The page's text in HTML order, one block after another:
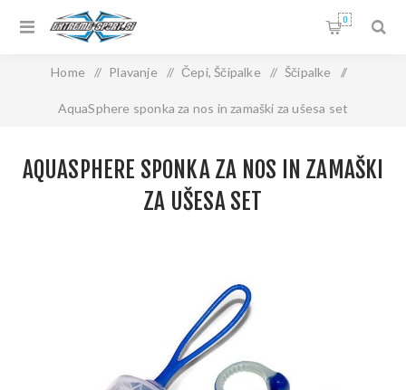
0
Home / Plavanje / Čepi, Ščipalke / Ščipalke /
AquaSphere sponka za nos in zamaški za ušesa set
AQUASPHERE SPONKA ZA NOS IN ZAMAŠKI
ZA UŠESA SET